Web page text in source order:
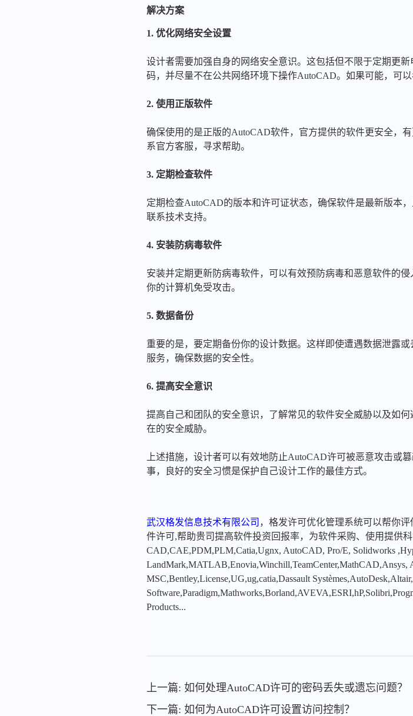
解决方案
1. 优化网络安全设置
设计者需要加强自身的网络安全意识。这包括但不限于定期更
码，并尽量不在公共网络环境下操作AutoCAD。如果可能，可
2. 使用正版软件
确保使用的是正版的AutoCAD软件，官方提供的软件更安全，
系官方客服，寻求帮助。
3. 定期检查软件
定期检查AutoCAD的版本和许可证状态，确保软件是最新版本
联系技术支持。
4. 安装防病毒软件
安装并定期更新防病毒软件，可以有效预防病毒和恶意软件的
你的计算机免受攻击。
5. 数据备份
重要的是，要定期备份你的设计数据。这样即使遭遇数据泄露
服务，确保数据的安全性。
6. 提高安全意识
提高自己和团队的安全意识，了解常见的软件安全威胁以及如
在的安全威胁。
上述措施，设计者可以有效地防止AutoCAD许可被恶意攻击或
事，良好的安全习惯是保护自己设计工作的最佳方式。
武汉格发信息技术有限公司 ，格发许可优化管理系统可以帮你
件许可,帮助贵司提高软件投资回报率，为软件采购、使用提供
CAD,CAE,PDM,PLM,Catia,Ugnx, AutoCAD, Pro/E, Solidworks
LandMark,MATLAB,Enovia,Winchill,TeamCenter,MathCAD,Ansys,
MSC,Bentley,License,UG,ug,catia,Dassault
Products...
上一篇: 如何处理AutoCAD许可的密码丢失或遗忘问题？
下一篇: 如何为AutoCAD许可设置访问控制？